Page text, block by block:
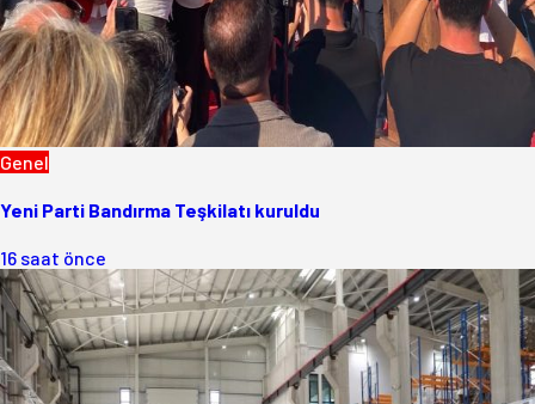
Genel
Yeni Parti Bandırma Teşkilatı kuruldu
16 saat önce